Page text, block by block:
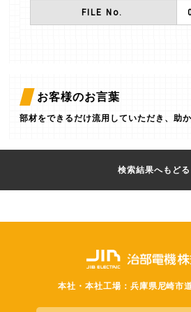
FILE No.
お客様のお言葉
部材をできるだけ流用していただき、助か
検索結果へもどる
本社・本社工場：兵庫県尼崎市